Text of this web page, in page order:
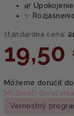
🌿
✨
štandardná cena:
cena:
Môžeme doručiť
Možnosti doručenia
Vernostný